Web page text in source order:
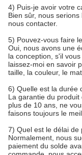
4) Puis-je avoir votre
Bien sûr, nous
nous contacter.
5) Pouvez-vous faire
Oui, nous avons une
la conception, s'il
laissez-moi en savoir
taille, la couleur, le
6) Quelle est la durée
La garantie du
plus de 10 ans, ne
faisons toujours le
7) Quel est le délai de
Normalement, nous
paiement du solde